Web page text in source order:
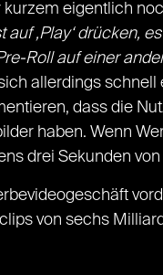
eigentlich
‚Play‘ drücken,
Roll auf einer
allerdings schnell
dass die
haben. Wenn
drei Sekunden
von sechs